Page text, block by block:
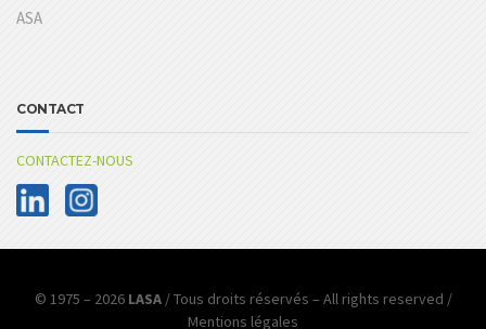
ASA
CONTACT
CONTACTEZ-NOUS
© 1975 – 2026 LASA/ Tous droits réservés – All rights reserved /
Mentions légales